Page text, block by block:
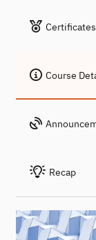
Certificates
Course
Recap